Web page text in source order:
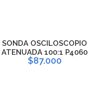
SONDA OSCILOSCOPIO
ATENUADA 100:1 P4060
$87.000